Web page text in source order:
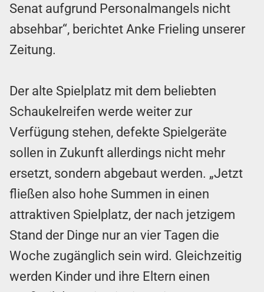
Senat aufgrund Personalmangels nicht
absehbar“, berichtet Anke Frieling unserer
Zeitung.
Der alte Spielplatz mit dem beliebten
Schaukelreifen werde weiter zur
Verfügung stehen, defekte Spielgeräte
sollen in Zukunft allerdings nicht mehr
ersetzt, sondern abgebaut werden. „Jetzt
fließen also hohe Summen in einen
attraktiven Spielplatz, der nach jetzigem
Stand der Dinge nur an vier Tagen die
Woche zugänglich sein wird. Gleichzeitig
werden Kinder und ihre Eltern einen